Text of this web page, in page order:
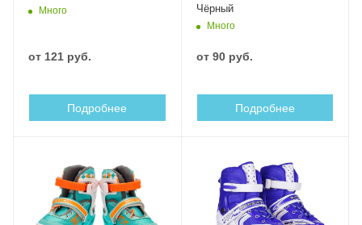
Много
от 121 руб.
Подробнее
Чёрный
Много
от 90 руб.
Подробнее